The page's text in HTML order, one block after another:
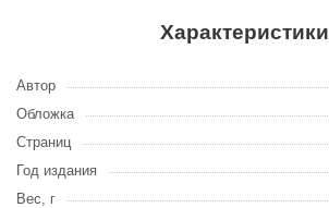
Характеристики
Автор
Обложка
Страниц
Год издания
Вес, г